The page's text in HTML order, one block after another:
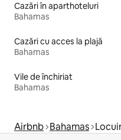
Cazări în aparthoteluri
Bahamas
Cazări cu acces la plajă
Bahamas
Vile de închiriat
Bahamas
Airbnb Bahamas